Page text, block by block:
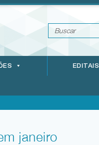
EDITAIS
janeiro